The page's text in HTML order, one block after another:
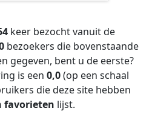
keer bezocht vanuit de
bezoekers die bovenstaande
gegeven, bent u de eerste?
is een 0,0(op een schaal
die deze site hebben
favorieten lijst.